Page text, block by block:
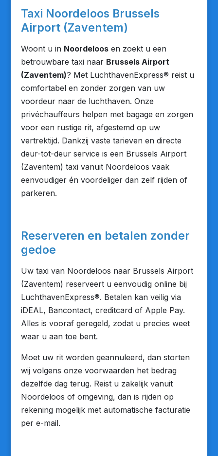
Taxi Noordeloos Brussels
Airport (Zaventem)
Woont u in Noordeloosen zoekt u een
betrouwbare taxi naar Brussels Airport
(Zaventem)? Met LuchthavenExpress® reist u
comfortabel en zonder zorgen van uw
voordeur naar de luchthaven. Onze
privéchauffeurs helpen met bagage en zorgen
voor een rustige rit, afgestemd op uw
vertrektijd. Dankzij vaste tarieven en directe
deur-tot-deur service is een Brussels Airport
(Zaventem) taxi vanuit Noordeloos vaak
eenvoudiger én voordeliger dan zelf rijden of
parkeren.
Reserveren en betalen zonder
gedoe
Uw taxi van Noordeloos naar Brussels Airport
(Zaventem) reserveert u eenvoudig online bij
LuchthavenExpress®. Betalen kan veilig via
iDEAL, Bancontact, creditcard of Apple Pay.
Alles is vooraf geregeld, zodat u precies weet
waar u aan toe bent.
Moet uw rit worden geannuleerd, dan storten
wij volgens onze voorwaarden het bedrag
dezelfde dag terug. Reist u zakelijk vanuit
Noordeloos of omgeving, dan is rijden op
rekening mogelijk met automatische facturatie
per e-mail.